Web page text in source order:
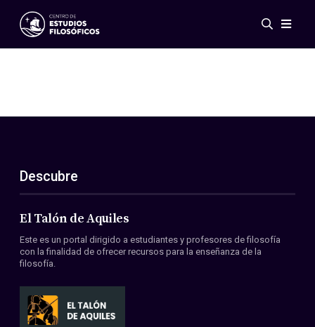
Eventos
ES
EN
Acerca de nosotros
Miembros
Convenios
Descubre
El Talón de Aquiles
Este es un portal dirigido a estudiantes y profesores de filosofía
con la finalidad de ofrecer recursos para la enseñanza de la
filosofía.